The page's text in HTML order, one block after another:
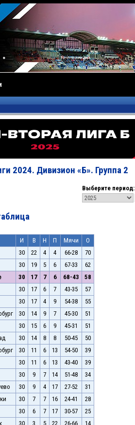
2024. Дивизион «Б». Группа 2
Выберите период:
И В Н П Мячи
О
30 22 4 4 66-28
70
30 19 5 6 67-33
62
30 17 7 6 68-43
58
30 17 6 7 43-35
57
30 17 4 9 54-38
55
30 14 9 7 45-30
51
30 15 6 9 45-31
51
30 14 8 8 50-45
50
30 11 6 13 54-50
39
30 11 6 13 43-40
39
30 9 7 14 51-48
34
30 9 4 17 27-52
31
30 7 7 16 24-41
28
30 6 7 17 30-57
25
30 3 5 22 26-66
14